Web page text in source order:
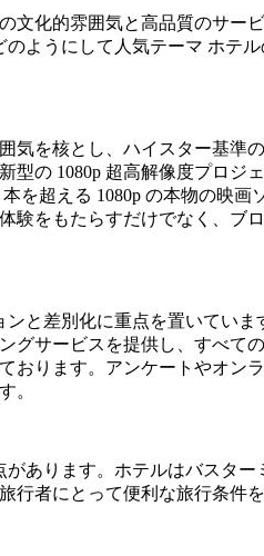
化的雰囲気と高品質のサー
ようにして人気テーマ ホテ
を核とし、ハイスター基
の 1080p 超高解像度プロ
を超える 1080p の本物の映
をもたらすだけでなく、
と差別化に重点を置いてい
サービスを提供し、すべ
ります。アンケートやオ
。
あります。ホテルはバスタ
者にとって便利な旅行条件